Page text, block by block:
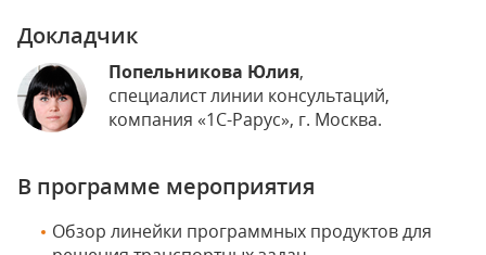
Докладчик
Попельникова Юлия,
специалист линии консультаций,
компания «1С-Рарус», г. Москва.
В программе мероприятия
Обзор линейки программных продуктов для